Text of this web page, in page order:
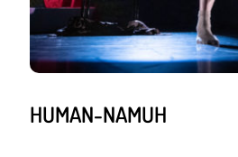
HUMAN-NAMUH